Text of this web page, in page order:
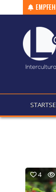
Skip to content
4